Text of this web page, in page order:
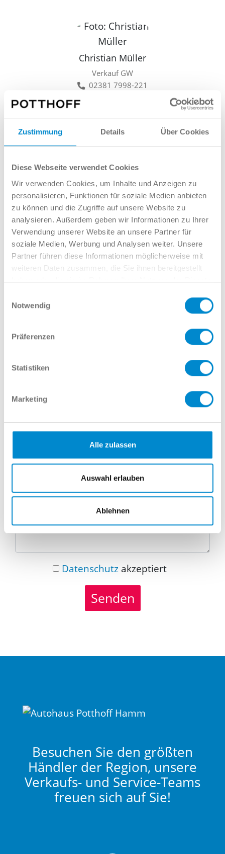
Zustimmung Details Über Cookies
Diese Webseite verwendet Cookies
Wir verwenden Cookies, um Inhalte und Anzeigen zu
personalisieren, Funktionen für soziale Medien anbieten
zu können und die Zugriffe auf unsere Website zu
analysieren. Außerdem geben wir Informationen zu Ihrer
Verwendung unserer Website an unsere Partner für
soziale Medien, Werbung und Analysen weiter. Unsere
Partner führen diese Informationen möglicherweise mit
weiteren Daten zusammen, die Sie ihnen bereitgestellt
haben oder die sie im Rahmen Ihrer Nutzung der Dienste
Notwendig
Präferenzen
Statistiken
Marketing
Alle zulassen
Auswahl erlauben
Ablehnen
Christian Müller
Verkauf GW
02381 7998-221
Lars Linkamp
Verkauf GW
02381 7998-522
llinkamp@potthoff.de
Oder gern direkt per Mail oder
Telefon:
E-Mail
Nachricht
Datenschutzakzeptiert
Senden
Besuchen Sie den größten
Händler der Region, unsere
Verkaufs- und Service-Teams
freuen sich auf Sie!